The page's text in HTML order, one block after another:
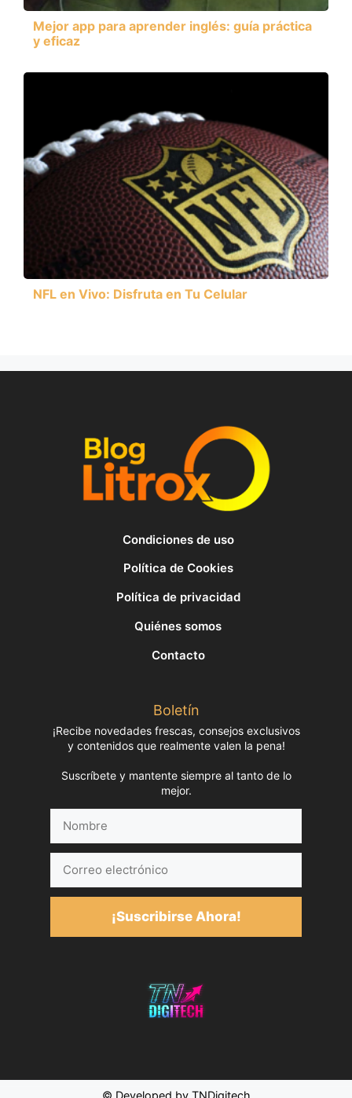
Mejor app para aprender inglés: guía práctica
y eficaz
NFL en Vivo: Disfruta en Tu Celular
Condiciones de uso
Política de Cookies
Política de privacidad
Quiénes somos
Contacto
Boletín
¡Recibe novedades frescas, consejos exclusivos
y contenidos que realmente valen la pena!
Suscríbete y mantente siempre al tanto de lo
mejor.
electrónico
¡Suscribirse Ahora!